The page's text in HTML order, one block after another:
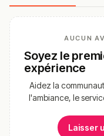
AUCUN
Soyez le
expérience
Aidez la
l'ambiance, le
Laisser